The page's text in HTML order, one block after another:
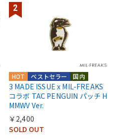
国内
ベストセラー
HOT
3 MADE ISSUE x MIL-FREAKS
コラボ TAC PENGUIN パッチ H
MMWV Ver.
￥2,400
SOLD OUT